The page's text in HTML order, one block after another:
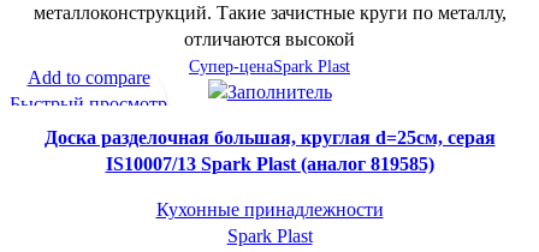
металлоконструкций. Такие зачистные круги по металлу,
отличаются высокой
Супер-ценаSpark Plast
Add to compare
Быстрый просмотр
В желаемое
Доска разделочная большая, круглая d=25см, серая
IS10007/13 Spark Plast (аналог 819585)
Кухонные принадлежности
Spark Plast